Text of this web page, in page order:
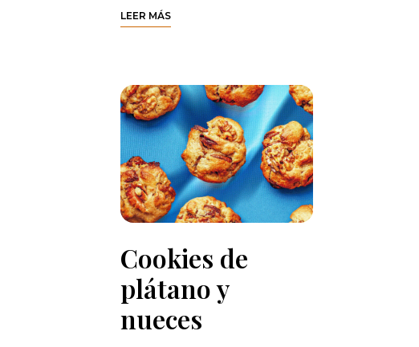
LEER MÁS
Cookies de
plátano y
nueces